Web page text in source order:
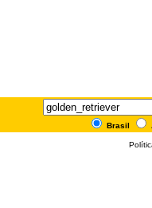
Brasil